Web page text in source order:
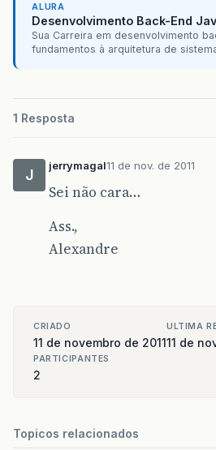
ALURA
Desenvolvimento Back-End
Sua Carreira em desenvolvimento
fundamentos à arquitetura de
1 Resposta
J
jerrymagal11 de nov. de 2011
Sei não cara…
Ass.,
Alexandre
CRIADO
11 de novembro de 2011
ULTIMA
11 de
PARTICIPANTES
2
Topicos relacionados